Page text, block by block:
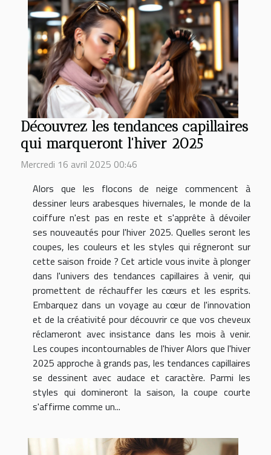
Découvrez les tendances capillaires
qui marqueront l'hiver 2025
Mercredi 16 avril 2025 00:46
Alors que les flocons de neige commencent à
dessiner leurs arabesques hivernales, le monde de la
coiffure n'est pas en reste et s'apprête à dévoiler
ses nouveautés pour l'hiver 2025. Quelles seront les
coupes, les couleurs et les styles qui régneront sur
cette saison froide ? Cet article vous invite à plonger
dans l'univers des tendances capillaires à venir, qui
promettent de réchauffer les cœurs et les esprits.
Embarquez dans un voyage au cœur de l'innovation
et de la créativité pour découvrir ce que vos cheveux
réclameront avec insistance dans les mois à venir.
Les coupes incontournables de l'hiver Alors que l'hiver
2025 approche à grands pas, les tendances capillaires
se dessinent avec audace et caractère. Parmi les
styles qui domineront la saison, la coupe courte
s'affirme comme un...